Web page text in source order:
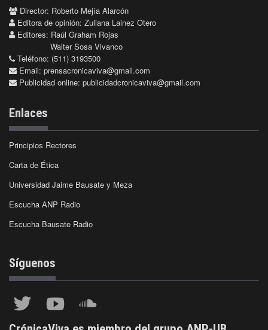
Director: Roberto Mejía Alarcón
Editora de opinión: Zuliana Lainez Otero
Editores: Raúl Graham Rojas
Walter Sosa Vivanco
Teléfono: (511) 3193500
Email: prensacronicaviva@gmail.com
Publicidad online: publicidadcronicaviva@gmail.com
Enlaces
Principios Rectores
Carta de Ética
Universidad Jaime Bausate y Meza
Escucha ANP Radio
Escucha Bausate Radio
Síguenos